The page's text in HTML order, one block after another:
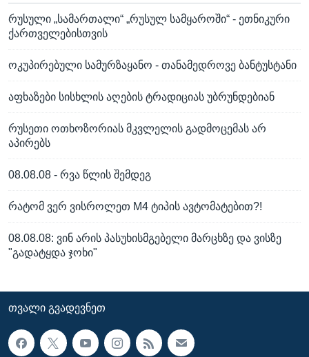
რუსული „სამართალი“ „რუსულ სამყაროში“ - ეთნიკური
ქართველებისთვის
ოკუპირებული სამურზაყანო - თანამედროვე ბანტუსტანი
აფხაზები სისხლის აღების ტრადიციას უბრუნდებიან
რუსეთი ოთხოზორიას მკვლელის გადმოცემას არ
აპირებს
08.08.08 - რვა წლის შემდეგ
რატომ ვერ ვისროლეთ M4 ტიპის ავტომატებით?!
08.08.08: ვინ არის პასუხისმგებელი მარცხზე და ვისზე
"გადატყდა ჯოხი"
ᲗᲕᲐᲚᲘ ᲒᲕᲐᲓᲔᲕᲜᲔᲗ